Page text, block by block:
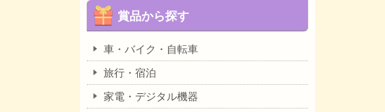
賞品から探す
車・バイク・自転車
旅行・宿泊
家電・デジタル機器